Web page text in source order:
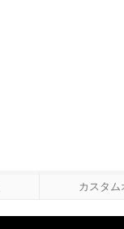
カスタム